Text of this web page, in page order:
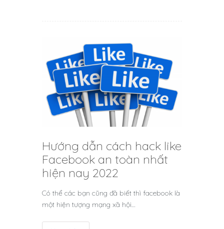
Hướng dẫn cách hack like
Facebook an toàn nhất
hiện nay 2022
Có thể các bạn cũng đã biết thì facebook là
một hiện tượng mạng xã hội…